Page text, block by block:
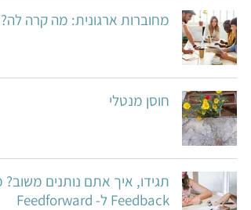
מחוברות ארגונית: מה קרה לה?
חוסן מנטלי
תגידו, איך אתם נותנים
Feedback ל- Feedforward